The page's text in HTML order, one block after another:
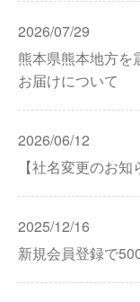
2026/07/29
熊本県熊本地方を
お届けについて
2026/06/12
【社名変更のお知
2025/12/16
新規会員登録で